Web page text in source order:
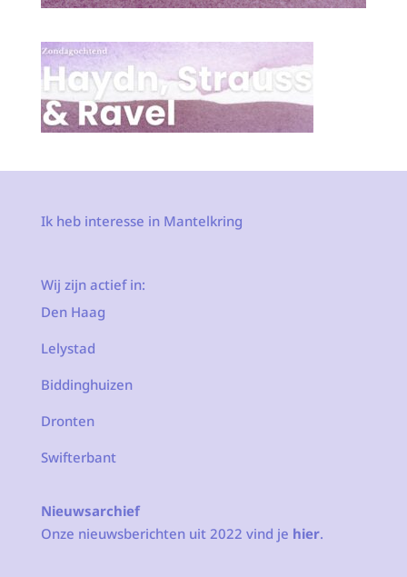
Ik heb interesse in Mantelkring
Wij zijn actief in:
Den Haag
Lelystad
Biddinghuizen
Dronten
Swifterbant
Nieuwsarchief
Onze nieuwsberichten uit 2022 vind je hier.